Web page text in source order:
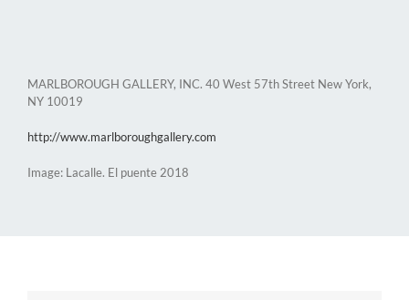
MARLBOROUGH GALLERY, INC. 40 West 57th Street New York,
NY 10019
http://www.marlboroughgallery.com
Image: Lacalle. El puente 2018